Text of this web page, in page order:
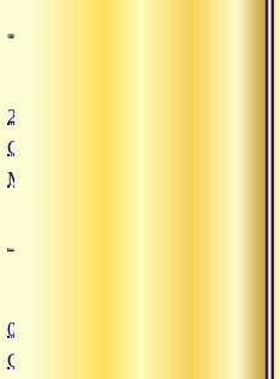
24.07.2016
Сатсанг,
Минск
07.05.2016
Сатсанг